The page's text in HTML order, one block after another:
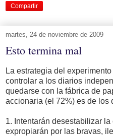
Compartir
martes, 24 de noviembre de 2009
Esto termina mal
La estrategia del
controlar a los diarios
quedarse con la fábrica de
accionaria (el 72%) es de los
1. Intentarán desestabilizar
expropiarán por las bravas,